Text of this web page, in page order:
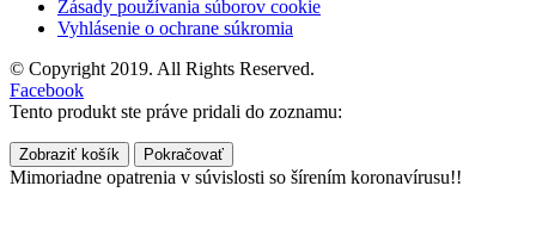
Zásady používania súborov cookie
Vyhlásenie o ochrane súkromia
© Copyright 2019. All Rights Reserved.
Facebook
Tento produkt ste práve pridali do zoznamu:
Zobraziť košík Pokračovať
Mimoriadne opatrenia v súvislosti so šírením koronavírusu!!